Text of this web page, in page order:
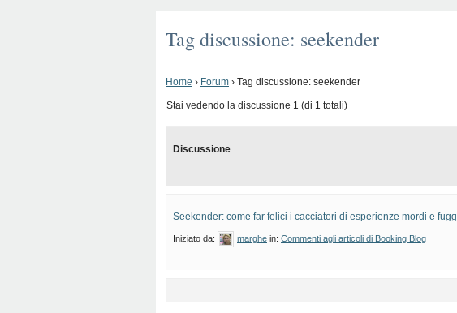
Tag discussione: seekender
Home › Forum › Tag discussione: seekender
Stai vedendo la discussione 1 (di 1 totali)
Discussione
Seekender: come far felici i cacciatori di esperienze mordi e
Iniziato da: marghe in: Commenti agli articoli di Booking Blog